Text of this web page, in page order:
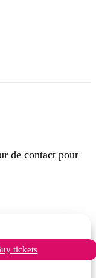
de contact pour
tickets